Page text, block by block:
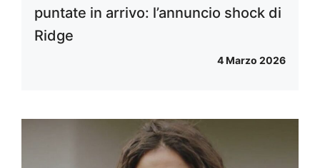
puntate in arrivo: l’annuncio shock di
Ridge
4 Marzo 2026